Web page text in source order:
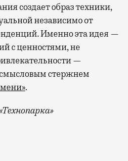
создает образ техники,
независимо от
Именно эта идея —
с ценностями, не
—
стержнем
.
редко выходят за